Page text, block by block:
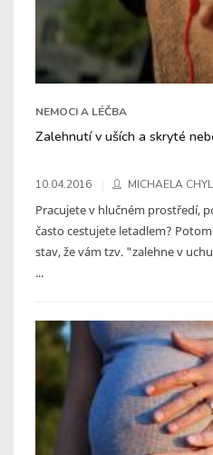
NEMOCI A LÉČBA
Zalehnutí v uších a skryté
10.04.2016 MICHAELA
Pracujete v hlučném prostředí,
často cestujete letadlem?
stav, že vám tzv. "zalehne v
...